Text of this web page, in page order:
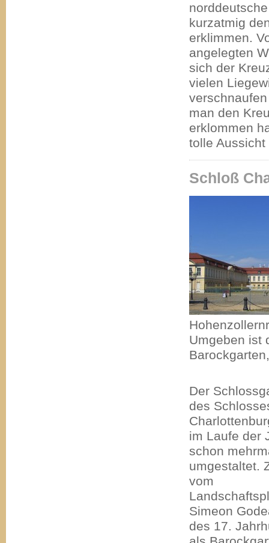
kurzatmig
erklimmen.
angelegten
sich der
vielen
man den
erklommen
tolle Aussicht
Schloß
Umgeben ist
Der
des
im Laufe der
schon
umgestaltet.
vom
Simeon
des 17.